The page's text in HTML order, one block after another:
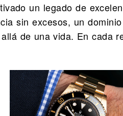
un legado de
sin excesos, un
de una vida. En cada